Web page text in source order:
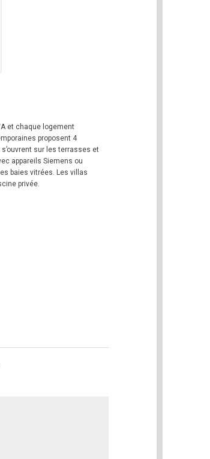
et chaque logement
proposent 4
sur les terrasses et
appareils Siemens ou
baies vitrées. Les villas
privée.